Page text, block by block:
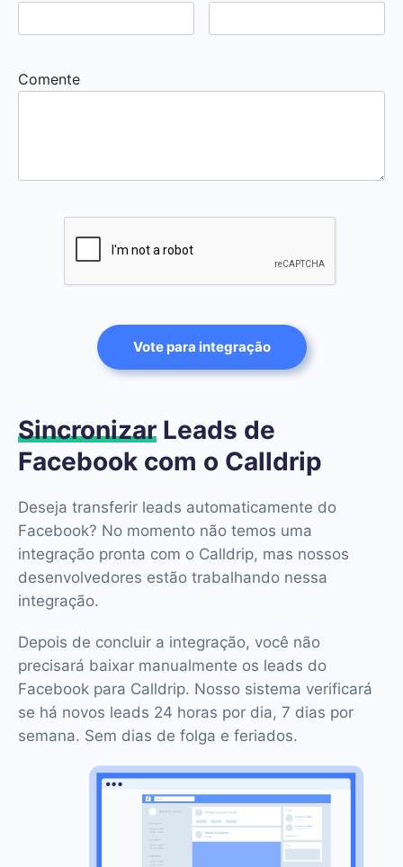
Comente
Vote para integração
Sincronizar Leads de
Facebook com o Calldrip
Deseja transferir leads automaticamente do
Facebook? No momento não temos uma
integração pronta com o Calldrip, mas nossos
desenvolvedores estão trabalhando nessa
integração.
Depois de concluir a integração, você não
precisará baixar manualmente os leads do
Facebook para Calldrip. Nosso sistema verificará
se há novos leads 24 horas por dia, 7 dias por
semana. Sem dias de folga e feriados.